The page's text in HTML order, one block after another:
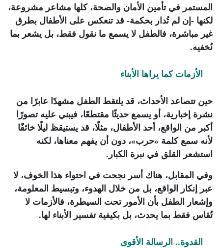
المستمر في تأمين الأمان والصحة، كلها مشاعر مشروعة،
لكنها -إن لم تُدار بحكمة- قد تنعكس على الأطفال بطرق
غير مباشرة، فالطفل لا يسمع ما نقول فقط، بل يشعر بما
نُخفيه.
الأزمات كما يراها الأبناء
حين تتصاعد الأحداث، قد يلتقط الطفل مشهدًا عابرًا من
نشرة إخبارية، أو يسمع حديثًا مقتطعًا، فيبني عليه تصورًا
أكبر من الواقع، أحد الأطفال، مثلًا، قد يستيقظ ليلًا خائفًا
لأنه سمع كلمة «حرب»، دون أن يفهم معناها، لكنه
استشعر القلق في نبرة الكبار.
وفي المقابل، هناك أسر نجحت في احتواء هذا الخوف، لا
عبر إنكار الواقع، بل من خلال الهدوء، وتبسيط المعلومة،
وإشعار الطفل بأن الأمور تحت السيطرة، فالأزمات لا
تُقاس فقط بما يحدث، بل بكيفية تفسير الأبناء لها.
القدوة.. الرسالة الأقوى